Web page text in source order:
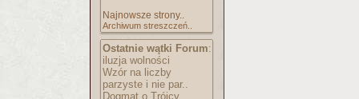
Najnowsze strony..
Archiwum streszczeń..
Ostatnie wątki Forum:
iluzja wolności
Wzór na liczby
parzyste i nie par..
Dogmat o Trójcy